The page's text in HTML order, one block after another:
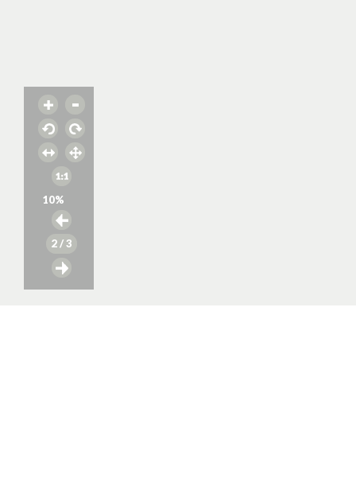
10%
2/ 3